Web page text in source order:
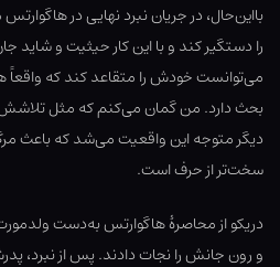
بااین‌حال، در جریان نبرد نهایی در هاگوارتس
را دستگیر کند و با این کار حیثیت و شاید
می‌توانست خودش را متقاعد کند که واقعاً
بحث دارد. من گمان می‌کنم که مثل تلاشش
دیگر متوجه این واقعیت می‌شد که باعث
سخت‌تر از حرف است.
دریکو از محاصرهٔ هاگوارتس به‌دست
و رون جانش را نجات دادند. پس از نبرد،